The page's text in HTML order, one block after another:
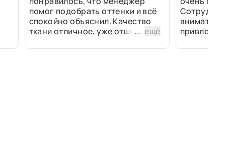
помог подобрать оттенки и всё
спокойно объяснил. Качество
ткани отличное, уже отшили...ещё
привлек
рулоны